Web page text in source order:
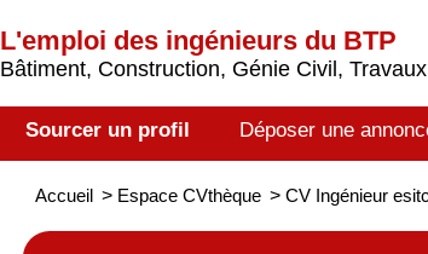
L'emploi des ingénieurs du BTP
Bâtiment, Construction, Génie Civil,
Sourcer un profil Déposer une
Accueil > Espace CVthèque > CV Ingénieur